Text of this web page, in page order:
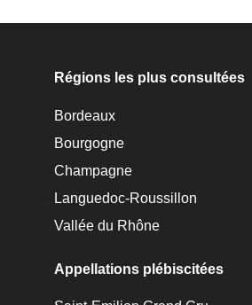
Régions les plus consultées
Bordeaux
Bourgogne
Champagne
Languedoc-Roussillon
Vallée du Rhône
Appellations plébiscitées